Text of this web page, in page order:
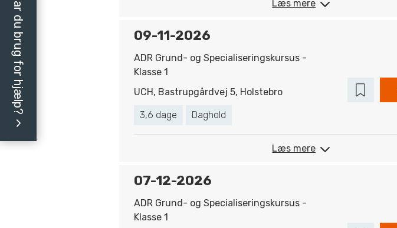
Læs mere
09-11-2026
ADR Grund- og Specialiseringskursus -
Klasse 1
UCH, Bastrupgårdvej 5, Holstebro
3,6 dage Daghold
Læs mere
07-12-2026
ADR Grund- og Specialiseringskursus -
Klasse 1
Har du brug for hjælp?